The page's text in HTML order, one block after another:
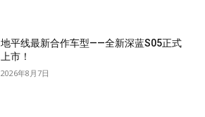
地平线最新合作车型——全新深蓝S05正式
上市！
2026年8月7日